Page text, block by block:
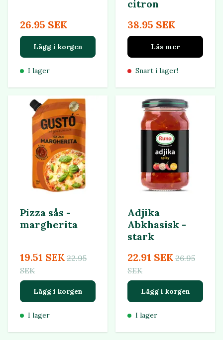
26.95 SEK
Lägg i korgen
I lager
citron
38.95 SEK
Läs mer
Snart i lager!
Pizza sås -
margherita
19.51 SEK 22.95
SEK
Lägg i korgen
I lager
Adjika
Abkhasisk -
stark
22.91 SEK 26.95
SEK
Lägg i korgen
I lager